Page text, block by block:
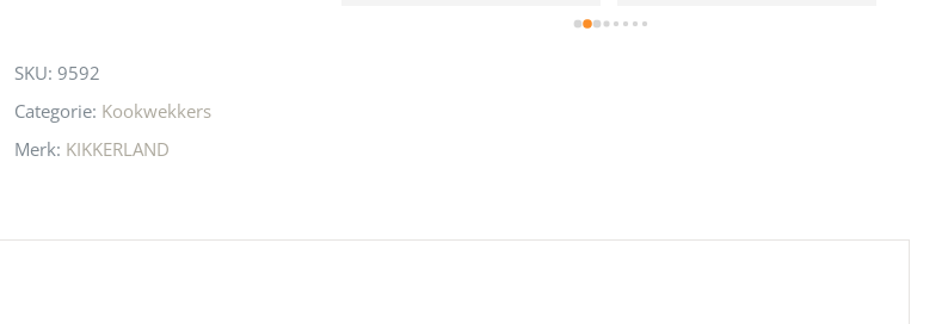
SKU: 9592
Categorie: Kookwekkers
Merk: KIKKERLAND